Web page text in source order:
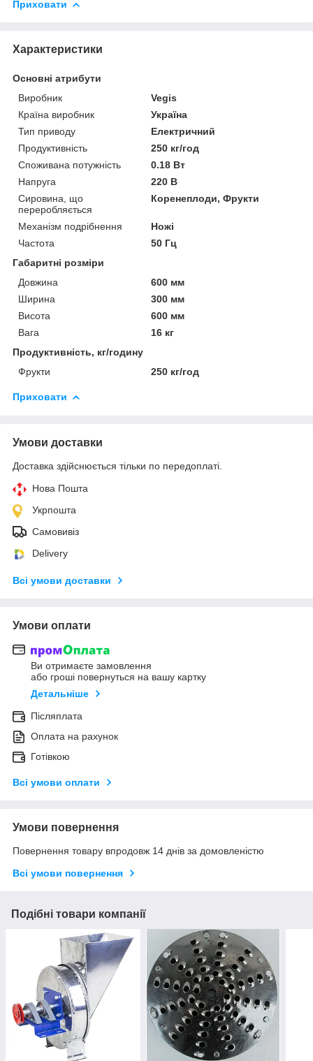
Приховати
Характеристики
Основні атрибути
Виробник
Vegis
Країна виробник
Україна
Тип приводу
Електричний
Продуктивність
250 кг/год
Споживана потужність
0.18 Вт
Напруга
220 В
Сировина, що
переробляється
Коренеплоди, Фрукти
Механізм подрібнення
Ножі
Частота
50 Гц
Габаритні розміри
Довжина
600 мм
Ширина
300 мм
Висота
600 мм
Вага
16 кг
Продуктивність, кг/годину
Фрукти
250 кг/год
Приховати
Умови доставки
Доставка здійснюється тільки по передоплаті.
Нова Пошта
Укрпошта
Самовивіз
Delivery
Всі умови доставки
Умови оплати
Ви отримаєте замовлення
або гроші повернуться на вашу картку
Детальніше
Післяплата
Оплата на рахунок
Готівкою
Всі умови оплати
Умови повернення
Повернення товару впродовж 14 днів за домовленістю
Всі умови повернення
Подібні товари компанії